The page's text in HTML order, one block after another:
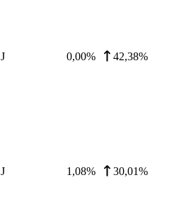
J 0,00% 42,38%
J 1,08% 30,01%